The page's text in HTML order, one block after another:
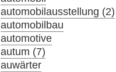
automobilausstellung (2)
automobilbau
automotive
autum (7)
auwärter